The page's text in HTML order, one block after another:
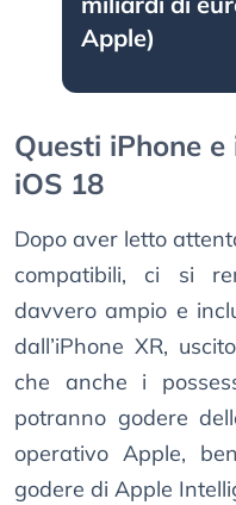
Apple)
Questi iPhone
iOS 18
Dopo aver letto
compatibili, ci si
davvero ampio e
dall’iPhone XR,
che anche i
potranno godere
operativo Apple,
godere di Apple